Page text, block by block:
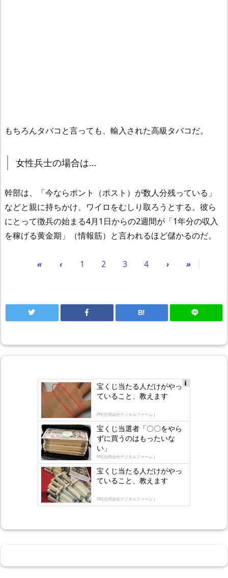
もちろんタバコと言っても、輸入された高級タバコだ。
女性兵士の場合は…
幹部は、「今ならポント（ポスト）が数人分残っている」
などと親に持ちかけ、ワイロをむしり取ろうとする。彼ら
にとって徴兵の始まる4月1日からの2週間が「1年分の収入
を稼げる黄金期」（情報筋）と言われるほど儲かるのだ。
« ‹ 1 2 3 4 › »
B!
gly
宝くじ当たる人だけがやっ
ていること、教えます
PR(合同会社デジタルファーム )
宝くじ当選者「〇〇をやら
ずに買うのはもったいな
い」
PR(合同会社デジタルファーム )
宝くじ当たる人だけがやっ
ていること、教えます
PR(合同会社デジタルファーム )